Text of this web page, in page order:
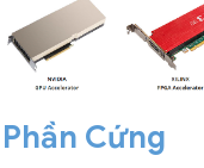
Cứng